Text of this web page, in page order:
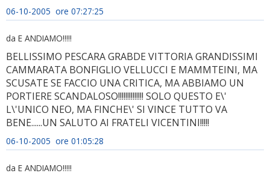
06-10-2005 ore 07:27:25
da E ANDIAMO!!!!!
BELLISSIMO PESCARA GRABDE VITTORIA GRANDISSIMI
CAMMARATA BONFIGLIO VELLUCCI E MAMMTEINI, MA
SCUSATE SE FACCIO UNA CRITICA, MA ABBIAMO UN
PORTIERE SCANDALOSO!!!!!!!!!!!!!! SOLO QUESTO E\'
L\'UNICO NEO, MA FINCHE\' SI VINCE TUTTO VA
BENE......UN SALUTO AI FRATELI VICENTINI!!!!!
06-10-2005 ore 01:05:28
da E ANDIAMO!!!!!